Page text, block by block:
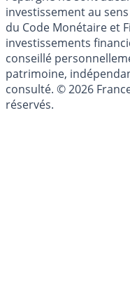
Les articles et
l'épargne ne sont
investissement au
du Code Monétaire et
investissements
conseillé
patrimoine,